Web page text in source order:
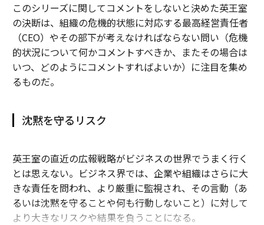
このシリーズに関してコメントをしないと決めた英王室
の決断は、組織の危機的状態に対応する最高経営責任者
（CEO）やその部下が考えなければならない問い（危機
的状況について何かコメントすべきか、またその場合は
いつ、どのようにコメントすればよいか）に注目を集め
るものだ。
沈黙を守るリスク
英王室の直近の広報戦略がビジネスの世界でうまく行く
とは思えない。ビジネス界では、企業や組織はさらに大
きな責任を問われ、より厳重に監視され、その言動（あ
るいは沈黙を守ることや何も行動しないこと）に対して
より大きなリスクや結果を負うことになる。